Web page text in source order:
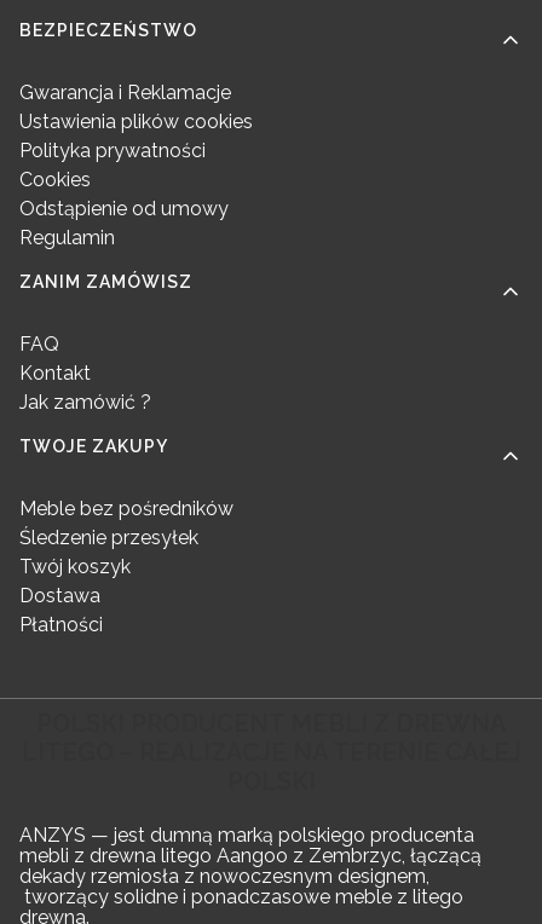
BEZPIECZEŃSTWO
Gwarancja i Reklamacje
Ustawienia plików cookies
Polityka prywatności
Cookies
Odstąpienie od umowy
Regulamin
ZANIM ZAMÓWISZ
FAQ
Kontakt
Jak zamówić ?
TWOJE ZAKUPY
Meble bez pośredników
Śledzenie przesyłek
Twój koszyk
Dostawa
Płatności
ANZYS — jest dumną marką polskiego producenta
mebli z drewna litego Aangoo z Zembrzyc, łączącą
dekady rzemiosła z nowoczesnym designem,
tworzący solidne i ponadczasowe meble z litego
drewna.